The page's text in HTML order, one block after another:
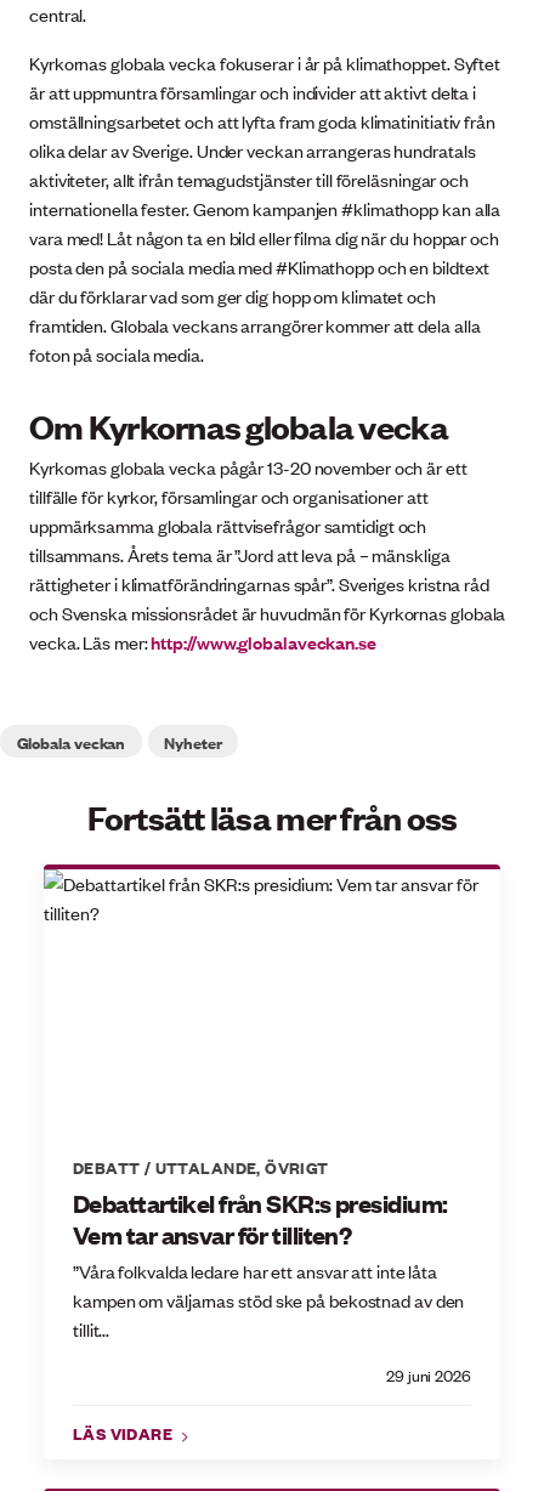
central.
Kyrkornas globala vecka fokuserar i år på klimathoppet. Syftet
är att uppmuntra församlingar och individer att aktivt delta i
omställningsarbetet och att lyfta fram goda klimatinitiativ från
olika delar av Sverige. Under veckan arrangeras hundratals
aktiviteter, allt ifrån temagudstjänster till föreläsningar och
internationella fester. Genom kampanjen #klimathopp kan alla
vara med! Låt någon ta en bild eller filma dig när du hoppar och
posta den på sociala media med #Klimathopp och en bildtext
där du förklarar vad som ger dig hopp om klimatet och
framtiden. Globala veckans arrangörer kommer att dela alla
foton på sociala media.
Om Kyrkornas globala vecka
Kyrkornas globala vecka pågår 13-20 november och är ett
tillfälle för kyrkor, församlingar och organisationer att
uppmärksamma globala rättvisefrågor samtidigt och
tillsammans. Årets tema är ”Jord att leva på – mänskliga
rättigheter i klimatförändringarnas spår”. Sveriges kristna råd
och Svenska missionsrådet är huvudmän för Kyrkornas globala
vecka. Läs mer:http://www.globalaveckan.se
Globala veckan Nyheter
Fortsätt läsa mer från oss
DEBATT / UTTALANDE,ÖVRIGT
Debattartikel från SKR:s presidium:
Vem tar ansvar för tilliten?
29 juni 2026
”Våra folkvalda ledare har ett ansvar att inte låta
kampen om väljarnas stöd ske på bekostnad av den
tillit...
LÄS VIDARE